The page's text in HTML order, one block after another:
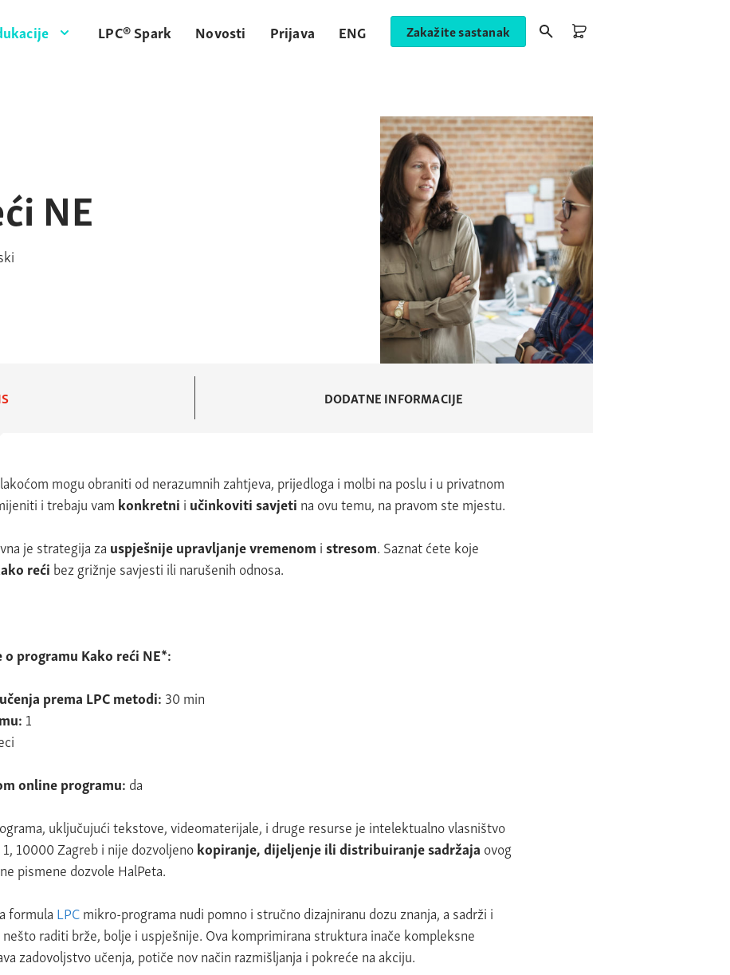
LPC® Spark Novosti Prijava ENG Zakažite sastanak
NE
DODATNE INFORMACIJE
mogu obraniti od nerazumnih zahtjeva, prijedloga i molbi na poslu i u privatnom
i trebaju vam konkretni i učinkoviti savjeti na ovu temu, na pravom ste mjestu.
je strategija za uspješnije upravljanje vremenom istresom. Saznat ćete koje
reći bez grižnje savjesti ili narušenih odnosa.
programu Kako reći NE*:
prema LPC metodi: 30 min
1
online programu: da
uključujući tekstove, videomaterijale, i druge resurse je intelektualno vlasništvo
10000 Zagreb i nije dozvoljenokopiranje, dijeljenje ili distribuiranje sadržaja ovog
pismene dozvole HalPeta.
formula LPCmikro-programa nudi pomno i stručno dizajniranu dozu znanja, a sadrži i
raditi brže, bolje i uspješnije. Ova komprimirana struktura inače kompleksne
zadovoljstvo učenja, potiče nov način razmišljanja i pokreće na akciju.